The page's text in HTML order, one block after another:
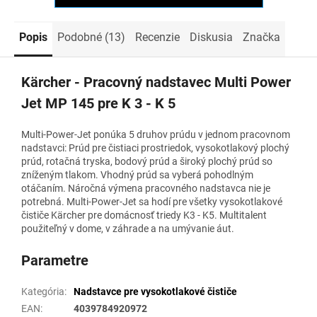
Popis Podobné (13) Recenzie Diskusia Značka
Kärcher - Pracovný nadstavec Multi Power
Jet MP 145 pre K 3 - K 5
Multi-Power-Jet ponúka 5 druhov prúdu v jednom pracovnom
nadstavci: Prúd pre čistiaci prostriedok, vysokotlakový plochý
prúd, rotačná tryska, bodový prúd a široký plochý prúd so
zníženým tlakom. Vhodný prúd sa vyberá pohodlným
otáčaním. Náročná výmena pracovného nadstavca nie je
potrebná. Multi-Power-Jet sa hodí pre všetky vysokotlakové
čističe Kärcher pre domácnosť triedy K3 - K5. Multitalent
použiteľný v dome, v záhrade a na umývanie áut.
Parametre
Kategória:
Nadstavce pre vysokotlakové čističe
EAN:
4039784920972